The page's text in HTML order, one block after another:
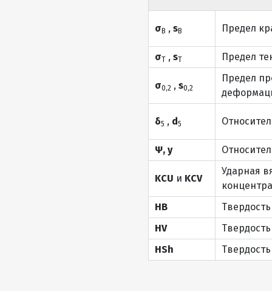
σВ ,sВ Предел
σТ ,sТ Предел
σ0,2 ,s0,2
Предел
δ5 , d5
Ψ, y
KCU и KCV
Ударная
HB
HV
HSh